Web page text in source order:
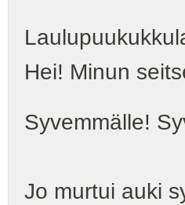
Hei! Minun
Syvemmälle!
Jo murtui auki